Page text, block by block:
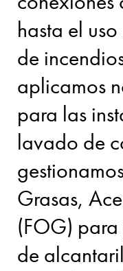
hasta el
de
aplicamos
para las
lavado de
Grasas,
(FOG) para
de